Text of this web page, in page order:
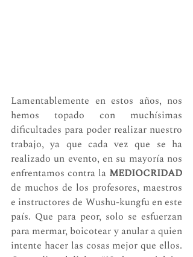
Lamentablemente en estos años, nos
hemos topado con muchísimas
dificultades para poder realizar nuestro
trabajo, ya que cada vez que se ha
realizado un evento, en su mayoría nos
enfrentamos contra la MEDIOCRIDAD
de muchos de los profesores, maestros
e instructores de Wushu-kungfu en este
país. Que para peor, solo se esfuerzan
para mermar, boicotear y anular a quien
intente hacer las cosas mejor que ellos.